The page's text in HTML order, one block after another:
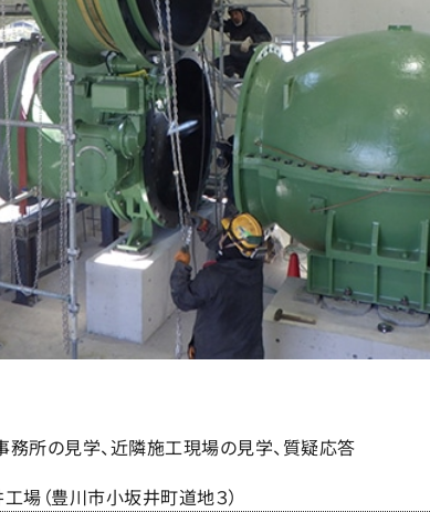
所の見学、近隣施工現場の見学、質疑応答
場（豊川市小坂井町道地３）